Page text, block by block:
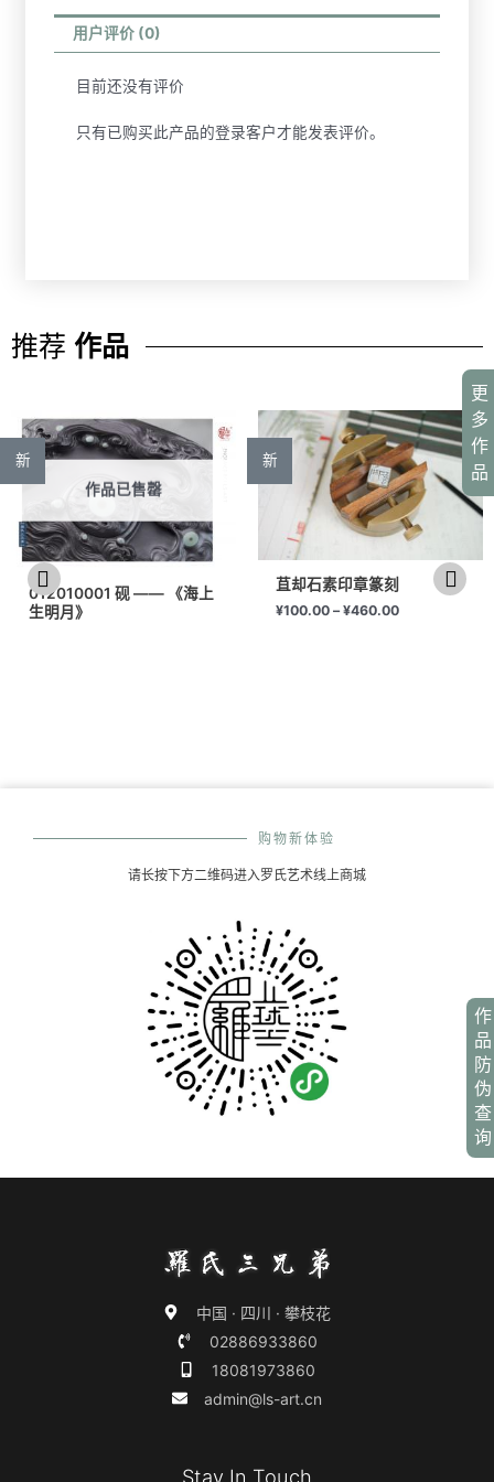
作
品
防
伪
查
询
更
多
作
品
用户评价 (0)
目前还没有评价
只有已购买此产品的登录客户才能发表评价。
推荐 作品
新
作品已售罄
012010001 砚 —— 《海上
生明月》
新
苴却石素印章篆刻
¥100.00 –¥460.00
购物新体验
请长按下方二维码进入罗氏艺术线上商城
中国 · 四川 · 攀枝花
02886933860
18081973860
admin@ls-art.cn
Stay In Touch